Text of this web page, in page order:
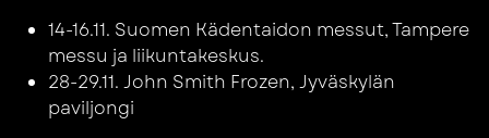
14-16.11. Suomen Kädentaidon messut, Tampere
messu ja liikuntakeskus.
28-29.11. John Smith Frozen, Jyväskylän
paviljongi